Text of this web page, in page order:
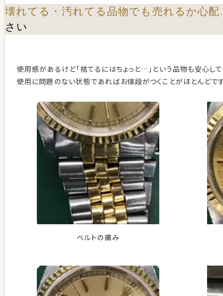
壊れてる・汚れてる品物でも売れるか心
さい
使用感があるけど「捨てるにはちょっと…」という品物も安心して
使用に問題のない状態であればお値段がつくことがほとんどです
ベルトの痛み